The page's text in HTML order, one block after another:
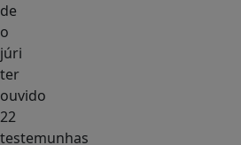
de
o
júri
ter
ouvido
22
testemunhas